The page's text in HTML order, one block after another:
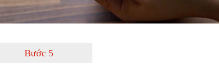
Bước 5